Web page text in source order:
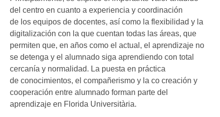
del centro en cuanto a experiencia y coordinación
de los equipos de docentes, así como la flexibilidad y la
digitalización con la que cuentan todas las áreas, que
permiten que, en años como el actual, el aprendizaje no
se detenga y el alumnado siga aprendiendo con total
cercanía y normalidad. La puesta en práctica
de conocimientos, el compañerismo y la co creación y
cooperación entre alumnado forman parte del
aprendizaje en Florida Universitària.